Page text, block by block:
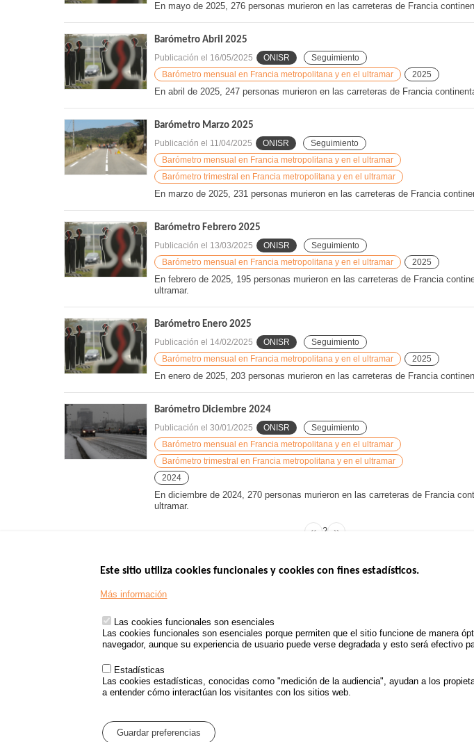
En mayo de 2025, 276 personas murieron en las carreteras de Francia
Barómetro Abril 2025
Publicación el 16/05/2025 ONISR
Seguimiento
Barómetro mensual en Francia metropolitana y en el ultramar
2025
En abril de 2025, 247 personas murieron en las carreteras de Francia
Barómetro Marzo 2025
Publicación el 11/04/2025 ONISR
Seguimiento
Barómetro mensual en Francia metropolitana y en el ultramar
Barómetro trimestral en Francia metropolitana y en el ultramar
En marzo de 2025, 231 personas murieron en las carreteras de Francia
Barómetro Febrero 2025
Publicación el 13/03/2025 ONISR
Seguimiento
Barómetro mensual en Francia metropolitana y en el ultramar
2025
En febrero de 2025, 195 personas murieron en las carreteras de Francia
ultramar.
Barómetro Enero 2025
Publicación el 14/02/2025 ONISR
Seguimiento
Barómetro mensual en Francia metropolitana y en el ultramar
2025
En enero de 2025, 203 personas murieron en las carreteras de Francia
Barómetro Diciembre 2024
Publicación el 30/01/2025 ONISR
Seguimiento
Barómetro mensual en Francia metropolitana y en el ultramar
Barómetro trimestral en Francia metropolitana y en el ultramar
2024
En diciembre de 2024, 270 personas murieron en las carreteras de Francia
ultramar.
‹‹ Page
2 ››
www.gouvernement.gouv.fr
www.legifrance.gouv.fr
Informe anual
DE
Este sitio utiliza cookies funcionales y cookies con fines estadísticos.
Más información
Las cookies funcionales son esenciales
Las cookies funcionales son esenciales porque permiten que el sitio funcione de manera
navegador, aunque su experiencia de usuario puede verse degradada y esto será efectivo
Estadísticas
Las cookies estadísticas, conocidas como "medición de la audiencia", ayudan a los
a entender cómo interactúan los visitantes con los sitios web.
Guardar preferencias